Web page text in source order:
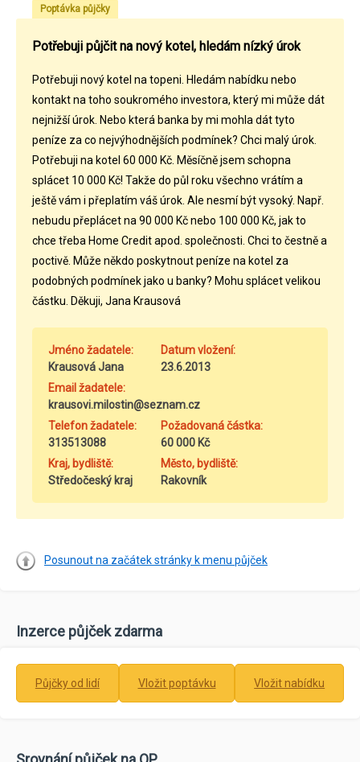
Poptávka půjčky
Potřebuji půjčit na nový kotel, hledám nízký úrok
Potřebuji nový kotel na topeni. Hledám nabídku nebo
kontakt na toho soukromého investora, který mi může dát
nejnižší úrok. Nebo která banka by mi mohla dát tyto
peníze za co nejvýhodnějších podmínek? Chci malý úrok.
Potřebuji na kotel 60 000 Kč. Měsíčně jsem schopna
splácet 10 000 Kč! Takže do půl roku všechno vrátím a
ještě vám i přeplatím váš úrok. Ale nesmí být vysoký. Např.
nebudu přeplácet na 90 000 Kč nebo 100 000 Kč, jak to
chce třeba Home Credit apod. společnosti. Chci to čestně a
poctivě. Může někdo poskytnout peníze na kotel za
podobných podmínek jako u banky? Mohu splácet velikou
částku. Děkuji, Jana Krausová
Jméno žadatele:
Krausová Jana
Datum vložení:
23.6.2013
Email žadatele:
krausovi.milostin@seznam.cz
Telefon žadatele:
313513088
Požadovaná částka:
60 000 Kč
Kraj, bydliště:
Středočeský kraj
Město, bydliště:
Rakovník
Posunout na začátek stránky k menu půjček
Inzerce půjček zdarma
Půjčky od lidí Vložit poptávku Vložit nabídku